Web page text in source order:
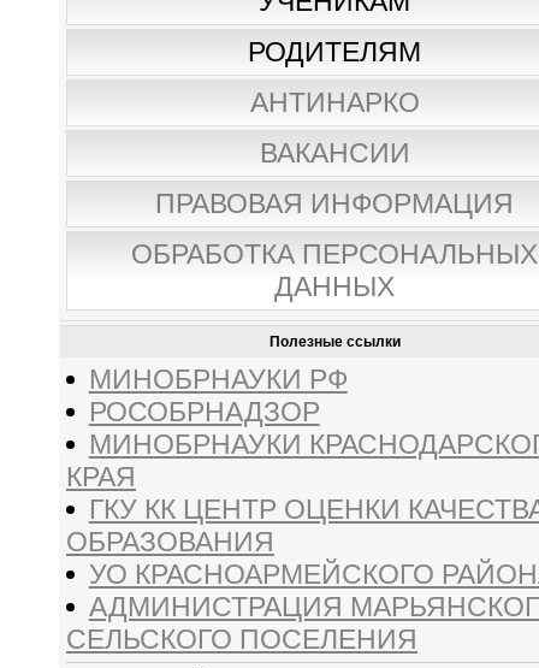
РОДИТЕЛЯМ
АНТИНАРКО
ВАКАНСИИ
ПРАВОВАЯ ИНФОРМАЦИЯ
ОБРАБОТКА ПЕРСОНАЛЬНЫХ
ДАННЫХ
Полезные ссылки
МИНОБРНАУКИ РФ
РОСОБРНАДЗОР
МИНОБРНАУКИ
КРАЯ
ГКУ КК ЦЕНТР ОЦЕНКИ
ОБРАЗОВАНИЯ
УО КРАСНОАРМЕЙСКОГО
АДМИНИСТРАЦИЯ
СЕЛЬСКОГО ПОСЕЛЕНИЯ